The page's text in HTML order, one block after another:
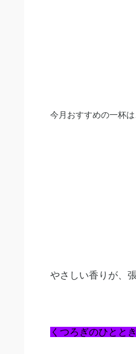
今月おすすめの一杯
やさしい香りが、
くつろぎのひとと